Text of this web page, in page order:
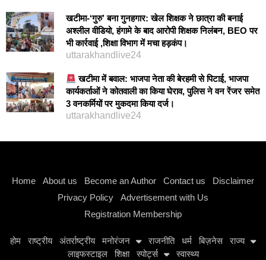
खटीमा-‘गुरु’ बना गुनहगार: खेल शिक्षक ने छात्रा की बनाई
अश्लील वीडियो, हंगामे के बाद आरोपी शिक्षक निलंबन, BEO पर
भी कार्रवाई ,शिक्षा विभाग में मचा हड़कंप।
uttarakhandlive24
खटीमा में बवाल: भाजपा नेता की बेरहमी से पिटाई, भाजपा
कार्यकर्ताओं ने कोतवाली का किया घेराव, पुलिस ने वन रेंजर समेत
3 वनकर्मियों पर मुकदमा किया दर्ज।
uttarakhandlive24
Home About us Become an Author Contact us
Disclaimer
Privacy Policy
Advertisement with Us
Registration Membership
होम राष्ट्रीय अंतर्राष्ट्रीय मनोरंजन राजनीति धर्म बिज़नेस
राज्य
लाइफस्टाइल
शिक्षा स्पोर्ट्स स्वास्थ्य